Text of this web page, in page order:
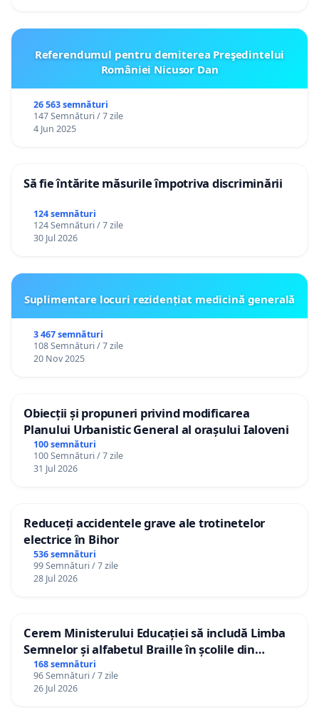
Referendumul pentru demiterea Preşedintelui
României Nicusor Dan
26 563 semnături
147 Semnături / 7 zile
4 Jun 2025
Să fie întărite măsurile împotriva discriminării
124 semnături
124 Semnături / 7 zile
30 Jul 2026
Suplimentare locuri rezidențiat medicină generală
3 467 semnături
108 Semnături / 7 zile
20 Nov 2025
Obiecții și propuneri privind modificarea
Planului Urbanistic General al orașului Ialoveni
100 semnături
100 Semnături / 7 zile
31 Jul 2026
Reduceți accidentele grave ale trotinetelor
electrice în Bihor
536 semnături
99 Semnături / 7 zile
28 Jul 2026
Cerem Ministerului Educației să includă Limba
Semnelor și alfabetul Braille în școlile din
Republica Moldova!
168 semnături
96 Semnături / 7 zile
26 Jul 2026